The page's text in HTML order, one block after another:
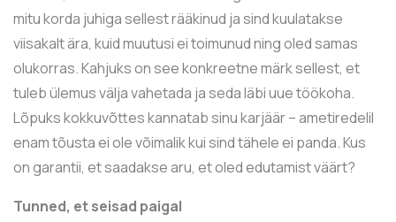
mitu korda juhiga sellest rääkinud ja sind kuulatakse
viisakalt ära, kuid muutusi ei toimunud ning oled samas
olukorras. Kahjuks on see konkreetne märk sellest, et
tuleb ülemus välja vahetada ja seda läbi uue töökoha.
Lõpuks kokkuvõttes kannatab sinu karjäär – ametiredelil
enam tõusta ei ole võimalik kui sind tähele ei panda. Kus
on garantii, et saadakse aru, et oled edutamist väärt?
Tunned, et seisad paigal